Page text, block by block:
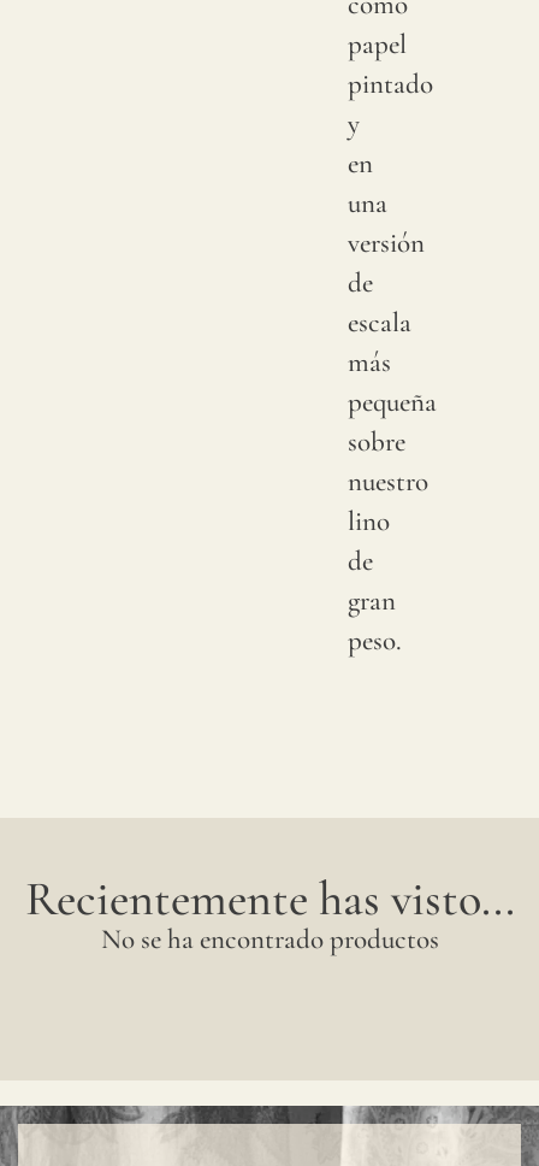
papel
pintado
y
en
una
versión
de
escala
más
pequeña
sobre
nuestro
lino
de
gran
peso.
Recientemente has visto...
No se ha encontrado productos